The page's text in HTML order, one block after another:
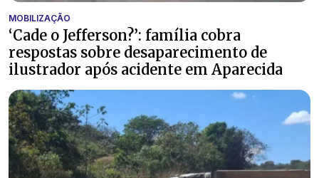
MOBILIZAÇÃO
‘Cade o Jefferson?’: família cobra
respostas sobre desaparecimento de
ilustrador após acidente em Aparecida